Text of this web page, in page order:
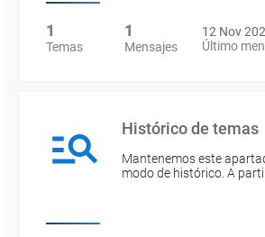
1
Temas
1
Mensajes
12 Nov
Último
Histórico de temas
Mantenemos este
modo de histórico. A